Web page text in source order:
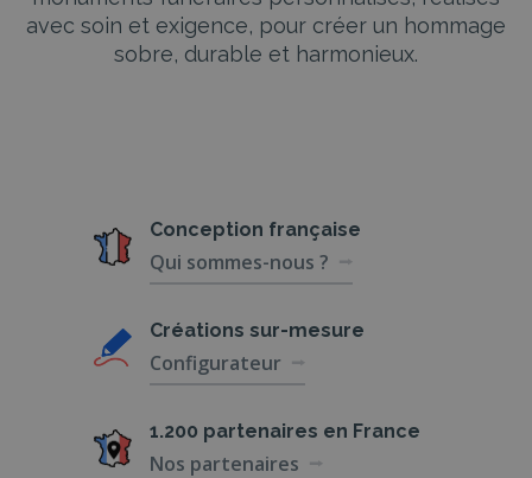
avec soin et exigence, pour créer un hommage
sobre, durable et harmonieux.
Conception française
Qui sommes-nous ?
Créations sur-mesure
Configurateur
1.200 partenaires en France
Nos partenaires